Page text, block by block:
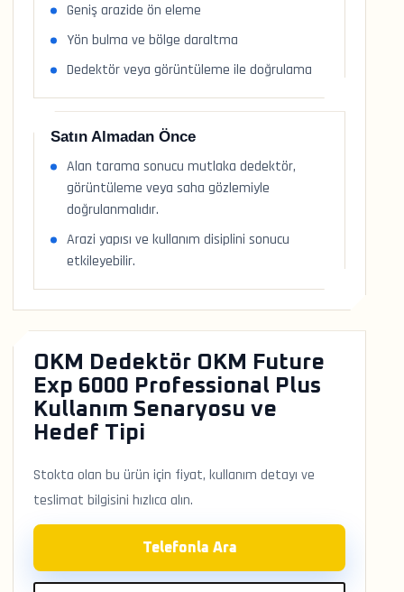
Geniş arazide ön eleme
Yön bulma ve bölge daraltma
Dedektör veya görüntüleme ile doğrulama
Satın Almadan Önce
Alan tarama sonucu mutlaka dedektör,
görüntüleme veya saha gözlemiyle
doğrulanmalıdır.
Arazi yapısı ve kullanım disiplini sonucu
etkileyebilir.
OKM Dedektör OKM Future
Exp 6000 Professional Plus
Kullanım Senaryosu ve
Hedef Tipi
Stokta olan bu ürün için fiyat, kullanım detayı ve
teslimat bilgisini hızlıca alın.
Telefonla Ara